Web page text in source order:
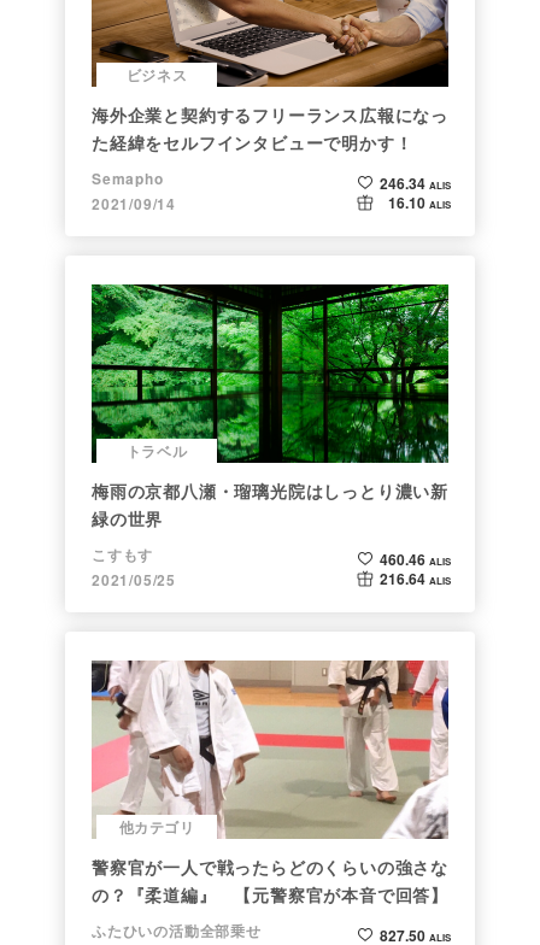
ビジネス
海外企業と契約するフリーランス広報になっ
た経緯をセルフインタビューで明かす！
Semapho
2021/09/14
246.34 ALIS
16.10 ALIS
トラベル
梅雨の京都八瀬・瑠璃光院はしっとり濃い新
緑の世界
こすもす
2021/05/25
460.46 ALIS
216.64 ALIS
他カテゴリ
警察官が一人で戦ったらどのくらいの強さな
の？『柔道編』 【元警察官が本音で回答】
ふたひいの活動全部乗せ 827.50 ALIS